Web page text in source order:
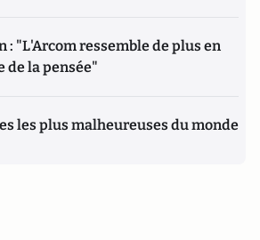
: "L'Arcom ressemble de plus en
de la pensée"
les plus malheureuses du monde